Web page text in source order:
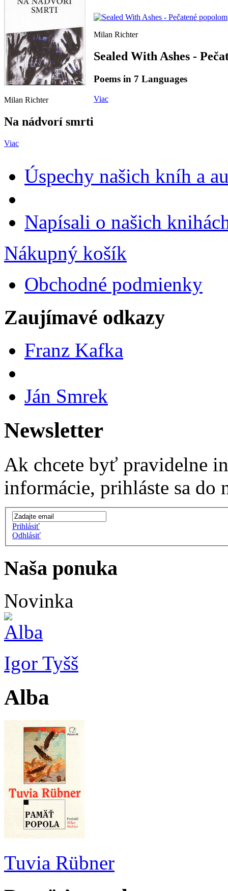
Milan Richter
Na nádvorí smrti
Viac
Milan Richter
Sealed With Ashes -
Poems in 7 Languages
Viac
Úspechy našich kníh a
Napísali o našich
Nákupný košík
Obchodné podmienky
Zaujímavé odkazy
Franz Kafka
Ján Smrek
Newsletter
Ak chcete byť pravidelne
informácie, prihláste sa do
Prihlásiť
Odhlásiť
Naša ponuka
Novinka
Igor Tyšš
Alba
Tuvia Rübner